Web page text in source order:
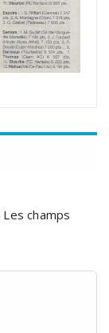
Les champs